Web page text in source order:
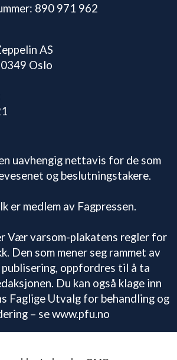
890 971 962
AS
Oslo
uavhengig nettavis for de som
og beslutningstakere.
er medlem av Fagpressen.
Vær varsom-plakatens regler for
Den som mener seg rammet av
oppfordres til å ta
Du kan også klage inn
Faglige Utvalg for behandling og
– se www.pfu.no